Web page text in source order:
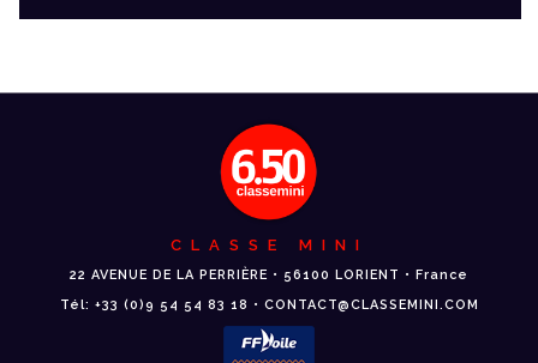
CLASSE MINI
22 AVENUE DE LA PERRIÈRE • 56100 LORIENT • France
Tél: +33 (0)9 54 54 83 18 • CONTACT@CLASSEMINI.COM